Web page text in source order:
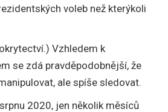
voleb než kterýkoli
Vzhledem k
se zdá pravděpodobnější, že
ale spíše sledovat.
2020, jen několik měsíců